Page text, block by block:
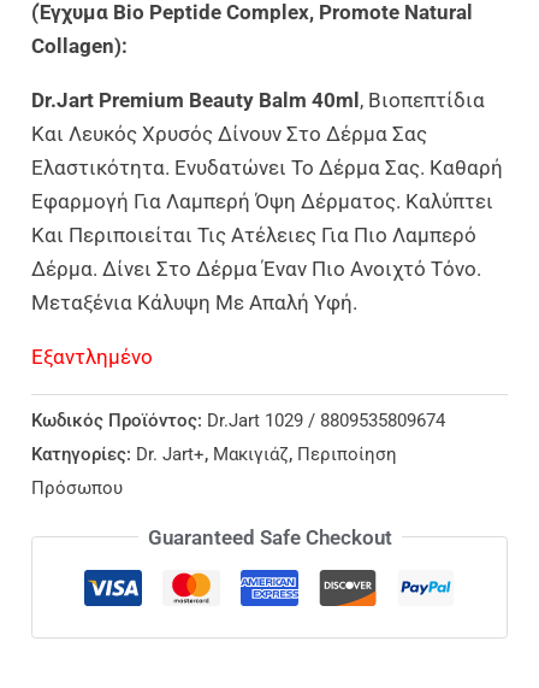
(Έγχυμα Bio Peptide Complex, Promote Natural
Collagen):
Dr.jart Premium Beauty Balm 40ml, Βιοπεπτίδια
Και Λευκός Χρυσός Δίνουν Στο Δέρμα Σας
Ελαστικότητα. Ενυδατώνει Το Δέρμα Σας. Καθαρή
Εφαρμογή Για Λαμπερή Όψη Δέρματος. Καλύπτει
Και Περιποιείται Τις Ατέλειες Για Πιο Λαμπερό
Δέρμα. Δίνει Στο Δέρμα Έναν Πιο Ανοιχτό Τόνο.
Μεταξένια Κάλυψη Με Απαλή Υφή.
Εξαντλημένο
Κωδικός Προϊόντος: Dr.Jart 1029 / 8809535809674
Κατηγορίες: Dr. Jart+, Μακιγιάζ, Περιποίηση
Πρόσωπου
Guaranteed Safe Checkout